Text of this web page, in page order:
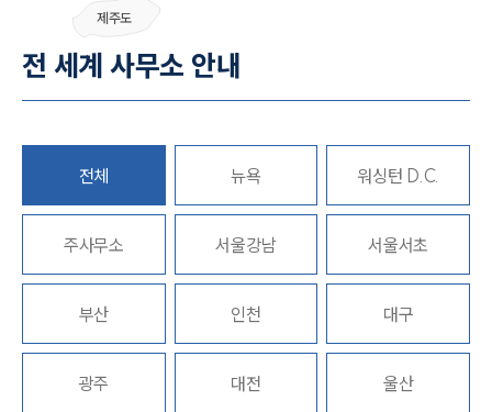
그룹소개
대륜의 강점
오시는 길
고객의 소리
통합검색
업무사례
주요 업무사례
사례분석/최신동향
법률정보
법률지식인
고객후기
제주도
전 세계 사무소 안내
전체 뉴욕 워싱턴 D.C.
주사무소 서울강남 서울서초
부산 인천 대구
광주 대전 울산